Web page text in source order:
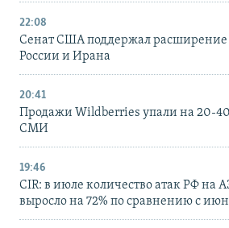
22:08
Сенат США поддержал расширение
России и Ирана
20:41
Продажи Wildberries упали на 20-
СМИ
19:46
CIR: в июле количество атак РФ на
выросло на 72% по сравнению с